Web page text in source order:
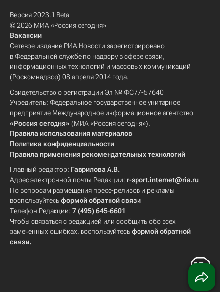
Версия 2023.1 Beta
© 2026 МИА «Россия сегодня»
Вакансии
Сетевое издание РИА Новости зарегистрировано
в Федеральной службе по надзору в сфере связи,
информационных технологий и массовых коммуникаций
(Роскомнадзор) 08 апреля 2014 года.
Свидетельство о регистрации Эл № ФС77-57640
Учредитель: Федеральное государственное унитарное
предприятие Международное информационное агентство
«Россия сегодня» (МИА «Россия сегодня»).
Правила использования материалов
Политика конфиденциальности
Правила применения рекомендательных технологий
Главный редактор: Гаврилова А.В.
Адрес электронной почты Редакции: r-sport.internet@ria.ru
По вопросам размещения пресс-релизов и рекламы
воспользуйтесьформой обратной связи
Телефон Редакции: 7 (495) 645-6601
Чтобы связаться с редакцией или сообщить обо всех
замеченных ошибках, воспользуйтесьформой обратной
связи.